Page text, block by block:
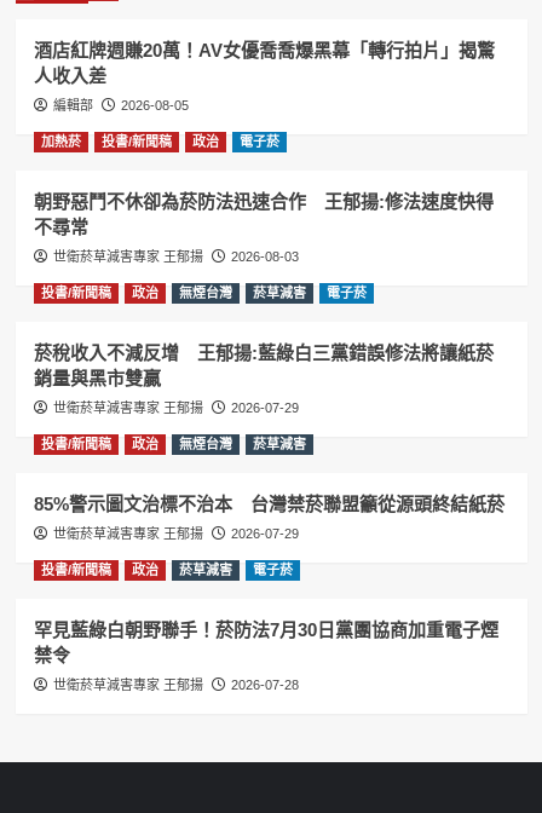
酒店紅牌週賺20萬！AV女優喬喬爆黑幕「轉行拍片」揭驚
人收入差
編輯部 2026-08-05
加熱菸 投書/新聞稿 政治 電子菸
朝野惡鬥不休卻為菸防法迅速合作 王郁揚:修法速度快得
不尋常
世衛菸草減害專家 王郁揚 2026-08-03
投書/新聞稿 政治 無煙台灣 菸草減害 電子菸
菸稅收入不減反增 王郁揚:藍綠白三黨錯誤修法將讓紙菸
銷量與黑市雙贏
世衛菸草減害專家 王郁揚 2026-07-29
投書/新聞稿 政治 無煙台灣 菸草減害
85%警示圖文治標不治本 台灣禁菸聯盟籲從源頭終結紙菸
世衛菸草減害專家 王郁揚 2026-07-29
投書/新聞稿 政治 菸草減害 電子菸
罕見藍綠白朝野聯手！菸防法7月30日黨團協商加重電子煙
禁令
世衛菸草減害專家 王郁揚 2026-07-28